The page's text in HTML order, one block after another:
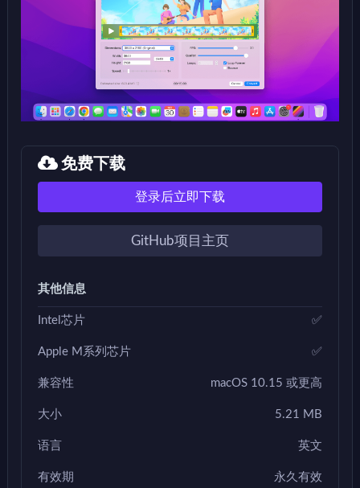
免费下载
登录后立即下载
GitHub项目主页
其他信息
Intel芯片 ✅
Apple M系列芯片 ✅
兼容性 macOS 10.15 或更高
大小 5.21 MB
语言 英文
有效期 永久有效